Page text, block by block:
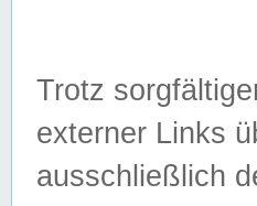
Trotz
externer Links
ausschließlich